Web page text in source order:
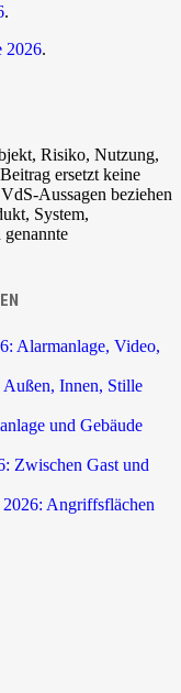
.
2026.
Risiko, Nutzung,
ersetzt keine
Aussagen beziehen
System,
Alarmanlage, Video,
Außen, Innen, Stille
und Gebäude
Zwischen Gast und
Angriffsflächen